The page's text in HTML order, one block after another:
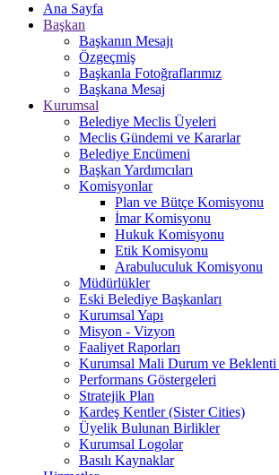
Ana Sayfa
Başkan
Başkanın Mesajı
Özgeçmiş
Başkanla Fotoğraflarımız
Başkana Mesaj
Kurumsal
Belediye Meclis Üyeleri
Meclis Gündemi ve Kararlar
Belediye Encümeni
Başkan Yardımcıları
Komisyonlar
Plan ve Bütçe Komisyonu
İmar Komisyonu
Hukuk Komisyonu
Etik Komisyonu
Arabuluculuk Komisyonu
Müdürlükler
Eski Belediye Başkanları
Kurumsal Yapı
Misyon - Vizyon
Faaliyet Raporları
Kurumsal Mali Durum ve Beklenti
Performans Göstergeleri
Stratejik Plan
Kardeş Kentler (Sister Cities)
Üyelik Bulunan Birlikler
Kurumsal Logolar
Basılı Kaynaklar